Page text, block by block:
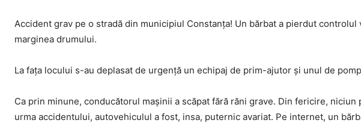
Accident grav pe o stradă din municipiul Constanța! Un bărbat a pierdut
marginea drumului.
La fața locului s-au deplasat de urgență un echipaj de prim-ajutor și unul de
Ca prin minune, conducătorul mașinii a scăpat fără răni grave. Din fericire,
urma accidentului, autovehiculul a fost, insa, puternic avariat. Pe internet, un